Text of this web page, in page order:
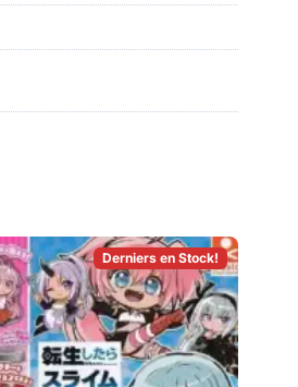
Derniers en Stock!